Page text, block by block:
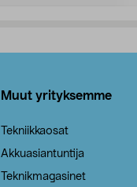
Muut yrityksemme
Tekniikkaosat
Akkuasiantuntija
Teknikmagasinet